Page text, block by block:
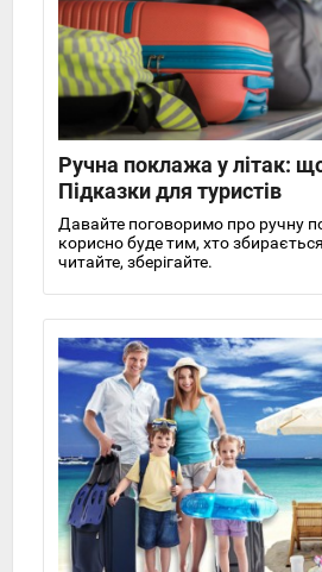
Ручна поклажа у літак:
Підказки для туристів
Давайте поговоримо про ручну
корисно буде тим, хто
читайте, зберігайте.